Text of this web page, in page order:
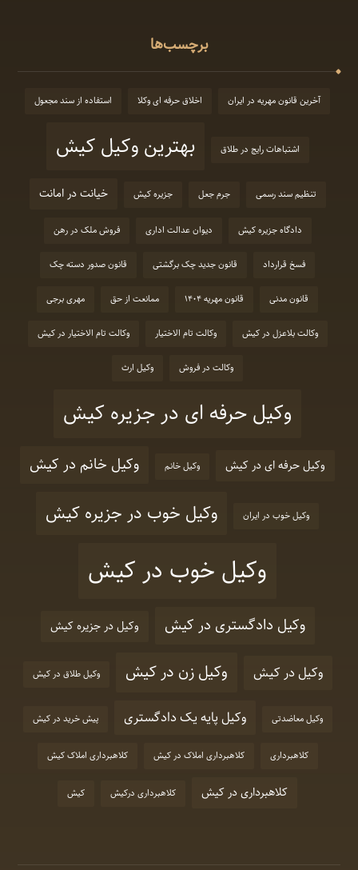
برچسب‌ها
آخرین قانون مهریه در ایران اخلاق حرفه ای وکلا استفاده از سند مجعول
اشتباهات رایج در طلاق بهترین وکیل کیش
تنظیم سند رسمی جرم جعل جزیره کیش خیانت در امانت
دادگاه جزیره کیش دیوان عدالت اداری فروش ملک در رهن
فسخ قرارداد قانون جدید چک برگشتی قانون صدور دسته چک
قانون مدنی قانون مهریه 1404 ممانعت از حق مهری برجی
وکالت بلاعزل در کیش وکالت تام الاختیار وکالت تام الاختیار در کیش
وکالت در فروش وکیل ارث
وکیل حرفه ای در جزیره کیش
وکیل حرفه ای در کیش وکیل خانم وکیل خانم در کیش
وکیل خوب در ایران وکیل خوب در جزیره کیش
وکیل خوب در کیش
وکیل دادگستری در کیش وکیل در جزیره کیش
وکیل در کیش وکیل زن در کیش وکیل طلاق در کیش
وکیل معاضدتی وکیل پایه یک دادگستری پیش خرید در کیش
کلاهبرداری کلاهبرداری املاک در کیش کلاهبرداری املاک کیش
کلاهبرداری در کیش کلاهبرداری درکیش کیش